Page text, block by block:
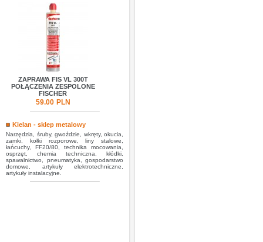
ZAPRAWA FIS VL 300T
POŁĄCZENIA ZESPOLONE
FISCHER
59.00 PLN
Kielan - sklep metalowy
Narzędzia, śruby, gwoździe, wkręty, okucia,
zamki, kołki rozporowe, liny stalowe,
łańcuchy, FF20/80, technika mocowania,
osprzęt, chemia techniczna, kłódki,
spawalnictwo, pneumatyka, gospodarstwo
domowe, artykuły elektrotechniczne,
artykuły instalacyjne.